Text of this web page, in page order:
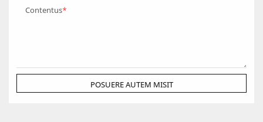
Contentus
POSUERE AUTEM MISIT